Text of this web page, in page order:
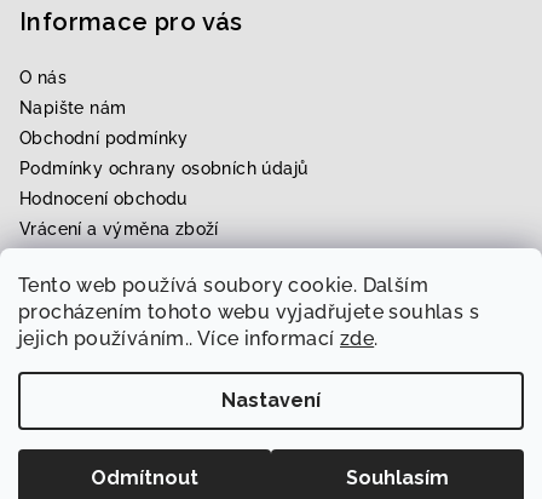
Tento web používá soubory cookie. Dalším
procházením tohoto webu vyjadřujete souhlas s
jejich používáním.. Více informací zde.
Nastavení
Odmítnout Souhlasím
Informace pro vás
O nás
Napište nám
Obchodní podmínky
Podmínky ochrany osobních údajů
Hodnocení obchodu
Vrácení a výměna zboží
Rezervace zkoušky
Upravit nastavení cookies